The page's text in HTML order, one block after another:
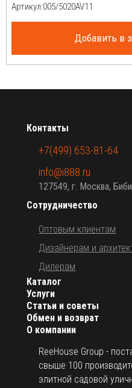
Артикул:
Добавить в
О компании
ReeHouse Group -
свыше 100
элитной садовой
Каталог
Услуги
Статьи и советы
Обмен и возврат
Сотрудничество
Оптовым клиентам
Дизайнерам и
Дилерам
Контакты
+7(499) 653-81-64
info@i888.ru
127549, г. Москва,